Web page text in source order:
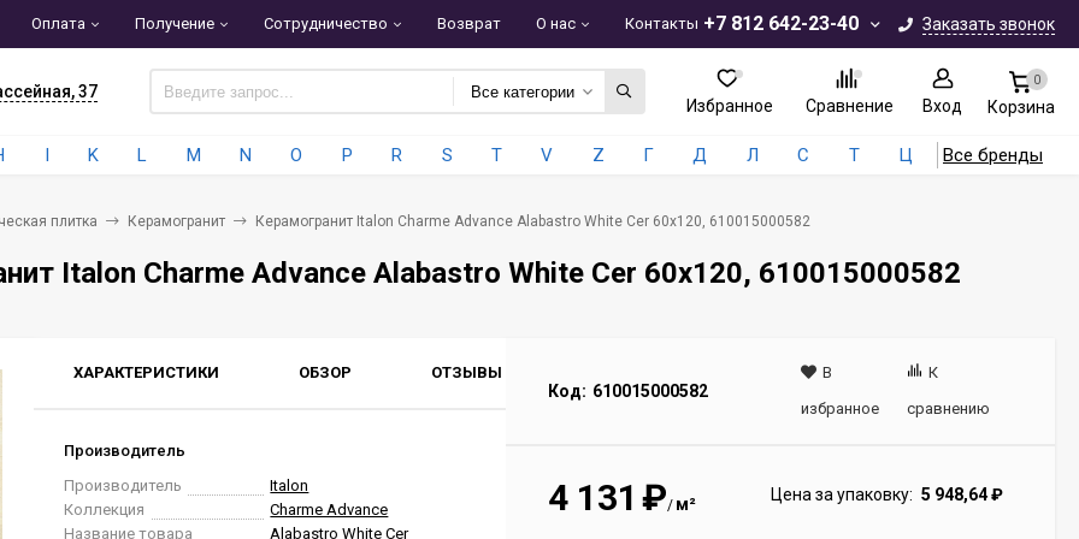
+7 812 642-23-40 Заказать звонок
Оплата Получение Сотрудничество Возврат О нас Контакты
37 Все категории
Избранное Сравнение Вход
0
Корзина
I K L M N O P R S T V Z Г Д Л С Т Ц Все бренды
плитка Керамогранит Керамогранит Italon Charme Advance Alabastro White Сer 60x120, 610015000582
Italon Charme Advance Alabastro White Сer 60x120, 610015000582
ХАРАКТЕРИСТИКИ ОБЗОР ОТЗЫВЫ
Производитель
Производитель
Italon
Коллекция
Charme Advance
Название товара
Alabastro White Сer
Код: 610015000582
В
избранное
К
сравнению
4 131 ₽/ м² Цена за упаковку: 5 948,64₽